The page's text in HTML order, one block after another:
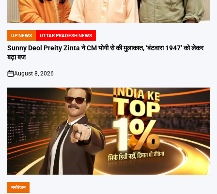
POSTED
IN
UP NEWS UTTAR PRADESH NEWS
Sunny Deol Preity Zinta ने CM योगी से की मुलाकात, ‘बंटवारा 1947’ को लेकर
बढ़ा बज
on
August 8, 2026
POSTED
मनोरंजन